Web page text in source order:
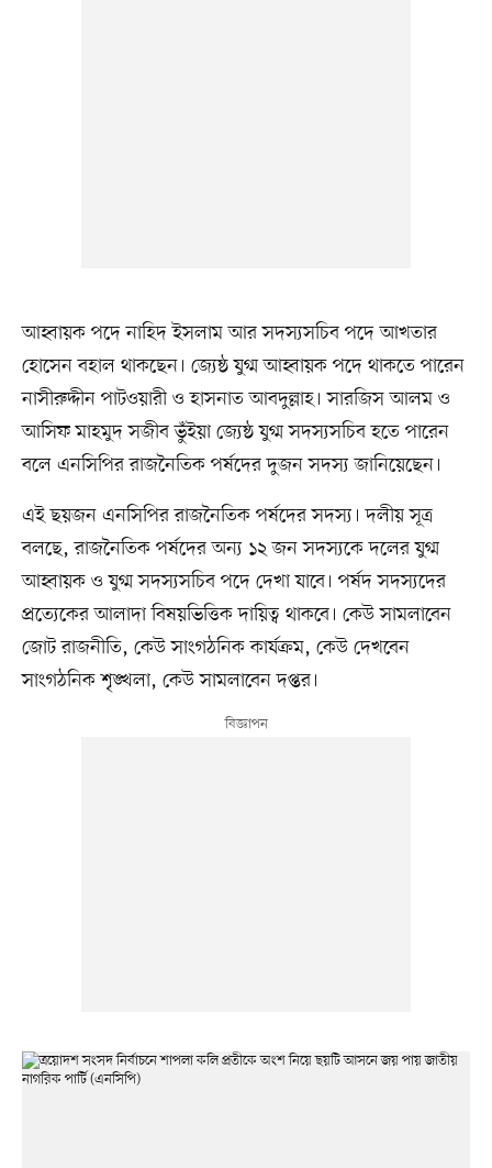
আহ্বায়ক পদে নাহিদ ইসলাম আর সদস্যসচিব পদে আখতার
হোসেন বহাল থাকছেন। জ্যেষ্ঠ যুগ্ম আহ্বায়ক পদে থাকতে পারেন
নাসীরুদ্দীন পাটওয়ারী ও হাসনাত আবদুল্লাহ। সারজিস আলম ও
আসিফ মাহমুদ সজীব ভুঁইয়া জ্যেষ্ঠ যুগ্ম সদস্যসচিব হতে পারেন
বলে এনসিপির রাজনৈতিক পর্ষদের দুজন সদস্য জানিয়েছেন।
এই ছয়জন এনসিপির রাজনৈতিক পর্ষদের সদস্য। দলীয় সূত্র
বলছে, রাজনৈতিক পর্ষদের অন্য ১২ জন সদস্যকে দলের যুগ্ম
আহ্বায়ক ও যুগ্ম সদস্যসচিব পদে দেখা যাবে। পর্ষদ সদস্যদের
প্রত্যেকের আলাদা বিষয়ভিত্তিক দায়িত্ব থাকবে। কেউ সামলাবেন
জোট রাজনীতি, কেউ সাংগঠনিক কার্যক্রম, কেউ দেখবেন
সাংগঠনিক শৃঙ্খলা, কেউ সামলাবেন দপ্তর।